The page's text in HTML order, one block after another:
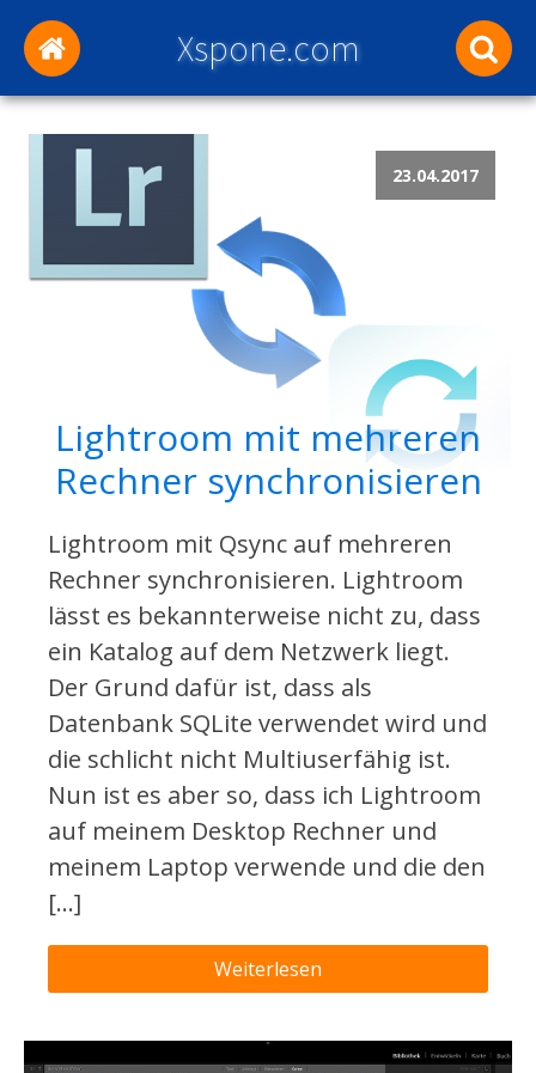
Xspone.com
23.04.2017
Lightroom mit mehreren
Rechner synchronisieren
Lightroom mit Qsync auf mehreren
Rechner synchronisieren. Lightroom
lässt es bekannterweise nicht zu, dass
ein Katalog auf dem Netzwerk liegt.
Der Grund dafür ist, dass als
Datenbank SQLite verwendet wird und
die schlicht nicht Multiuserfähig ist.
Nun ist es aber so, dass ich Lightroom
auf meinem Desktop Rechner und
meinem Laptop verwende und die den
[…]
Weiterlesen